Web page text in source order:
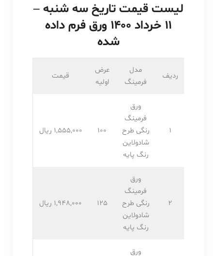
لیست قیمت تاریخ سه شنبه –
۱۱ خرداد ۱۴۰۰ ورق فرم داده
شده
ردیف
مدل
فرمینگ
عرض
اولیه
قیمت
1
ورق
فرمینگ
رنگی طرح
شادولاین
رنگ پایه
100 1,555,۰۰۰ ریال
2
ورق
فرمینگ
رنگی طرح
شادولاین
رنگ پایه
125 1,948,۰۰۰ ریال
ورق